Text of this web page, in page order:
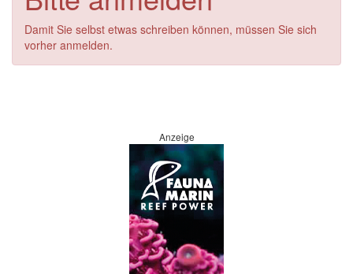
Damit Sie selbst etwas schreiben können, müssen Sie sich
vorher anmelden.
Anzeige